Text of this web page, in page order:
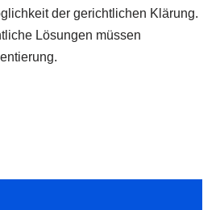
der gerichtlichen Klärung.
Lösungen müssen